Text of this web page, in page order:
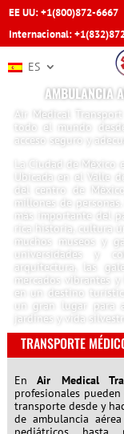
EE UU: +1(800)872-6667
Internacional:
ES
AMBULANCIA
Air Medical
todo el mundo
acceso seguro y
La Ciudad de México
Ubicada en el Valle
del centro de
millones de
más importante del
rica historia, cultura
muchos museos y
universidades y
arquitectura, las
mercados vibrantes
en un destino
un gran lugar para
jardines y vida
TRANSPORTE
En Air Medical
profesionales
transporte desde y
de ambulancia